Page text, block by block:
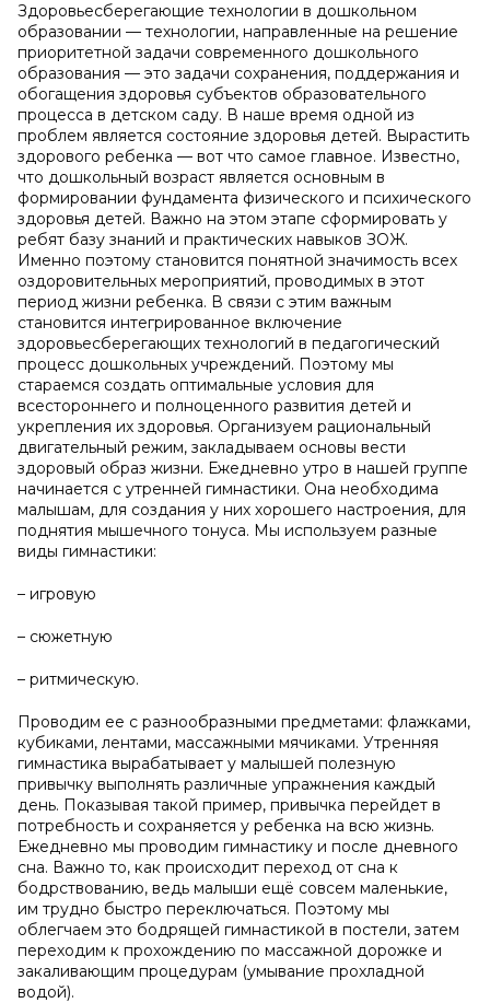
Здоровьесберегающие технологии в дошкольном
образовании — технологии, направленные на решение
приоритетной задачи современного дошкольного
образования — это задачи сохранения, поддержания и
обогащения здоровья субъектов образовательного
процесса в детском саду. В наше время одной из
проблем является состояние здоровья детей. Вырастить
здорового ребенка — вот что самое главное. Известно,
что дошкольный возраст является основным в
формировании фундамента физического и психического
здоровья детей. Важно на этом этапе сформировать у
ребят базу знаний и практических навыков ЗОЖ.
Именно поэтому становится понятной значимость всех
оздоровительных мероприятий, проводимых в этот
период жизни ребенка. В связи с этим важным
становится интегрированное включение
здоровьесберегающих технологий в педагогический
процесс дошкольных учреждений. Поэтому мы
стараемся создать оптимальные условия для
всестороннего и полноценного развития детей и
укрепления их здоровья. Организуем рациональный
двигательный режим, закладываем основы вести
здоровый образ жизни. Ежедневно утро в нашей группе
начинается с утренней гимнастики. Она необходима
малышам, для создания у них хорошего настроения, для
поднятия мышечного тонуса. Мы используем разные
виды гимнастики:
– игровую
– сюжетную
– ритмическую.
Проводим ее с разнообразными предметами: флажками,
кубиками, лентами, массажными мячиками. Утренняя
гимнастика вырабатывает у малышей полезную
привычку выполнять различные упражнения каждый
день. Показывая такой пример, привычка перейдет в
потребность и сохраняется у ребенка на всю жизнь.
Ежедневно мы проводим гимнастику и после дневного
сна. Важно то, как происходит переход от сна к
бодрствованию, ведь малыши ещё совсем маленькие,
им трудно быстро переключаться. Поэтому мы
облегчаем это бодрящей гимнастикой в постели, затем
переходим к прохождению по массажной дорожке и
закаливающим процедурам (умывание прохладной
водой).